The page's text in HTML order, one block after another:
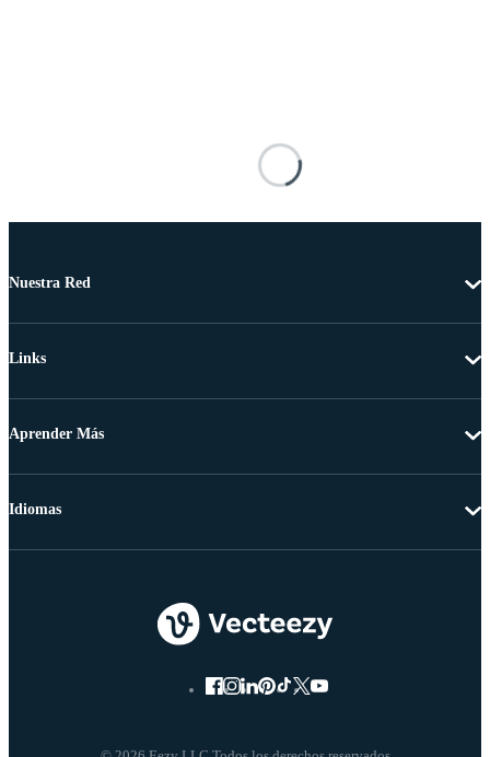
Nuestra Red
Links
Aprender Más
Idiomas